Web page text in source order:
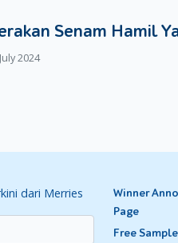
Senam Hamil
2024
dari Merries
Winner
Page
Free Sample